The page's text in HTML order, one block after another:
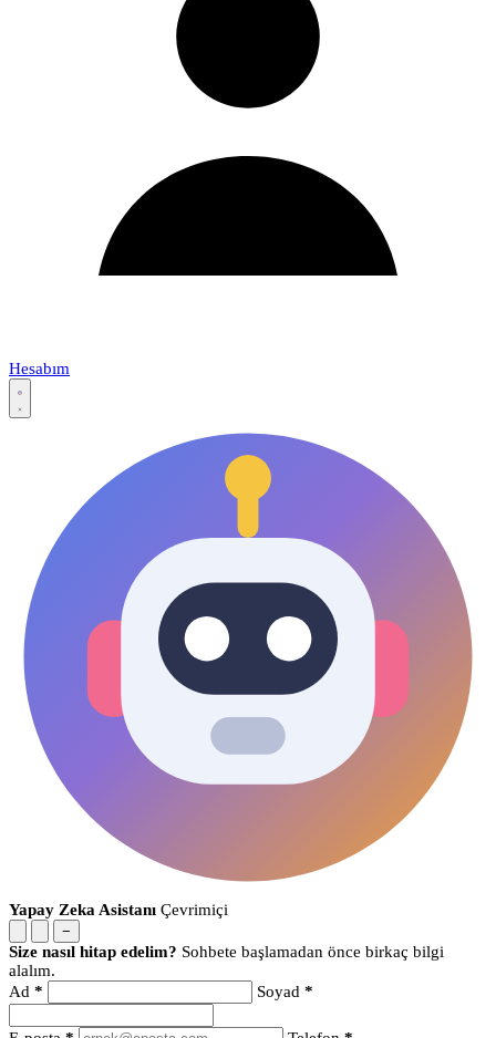
Hesabım
Yapay Zeka Asistanı Çevrimiçi
−
Size nasıl hitap edelim? Sohbete başlamadan önce birkaç bilgi
alalım.
Ad * Soyad *